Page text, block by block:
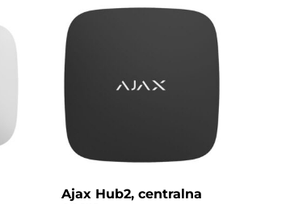
Ajax Hub2, centralna